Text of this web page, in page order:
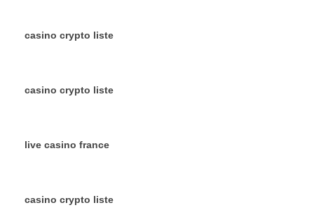
casino crypto liste
casino crypto liste
live casino france
casino crypto liste